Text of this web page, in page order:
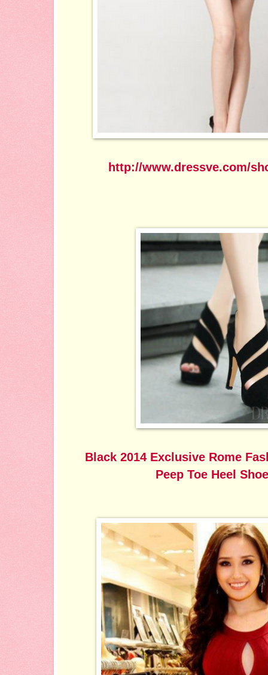
http://www.dressve.com/
Black 2014 Exclusive Rome
Peep Toe Heel